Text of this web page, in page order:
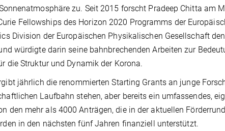
zu. Seit 2015 forscht Pradeep Chitta am
Fellowships des Horizon 2020 Programms der
Division der Europäischen Physikalischen Gesellschaft
würdigte darin seine bahnbrechenden Arbeiten zur
die Struktur und Dynamik der Korona.
jährlich die renommierten Starting Grants an junge
Laufbahn stehen, aber bereits ein umfassendes,
den mehr als 4000 Anträgen, die in der aktuellen
in den nächsten fünf Jahren finanziell unterstützt.